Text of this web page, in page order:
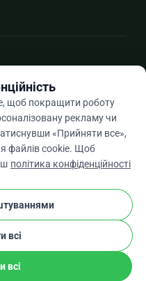
відгуків
і файли cookie
Перевірений Партнер
щоб покращити роботу
рекламу чи
«Прийняти все»,
файлів cookie. Щоб
політика конфіденційності
всі
всі